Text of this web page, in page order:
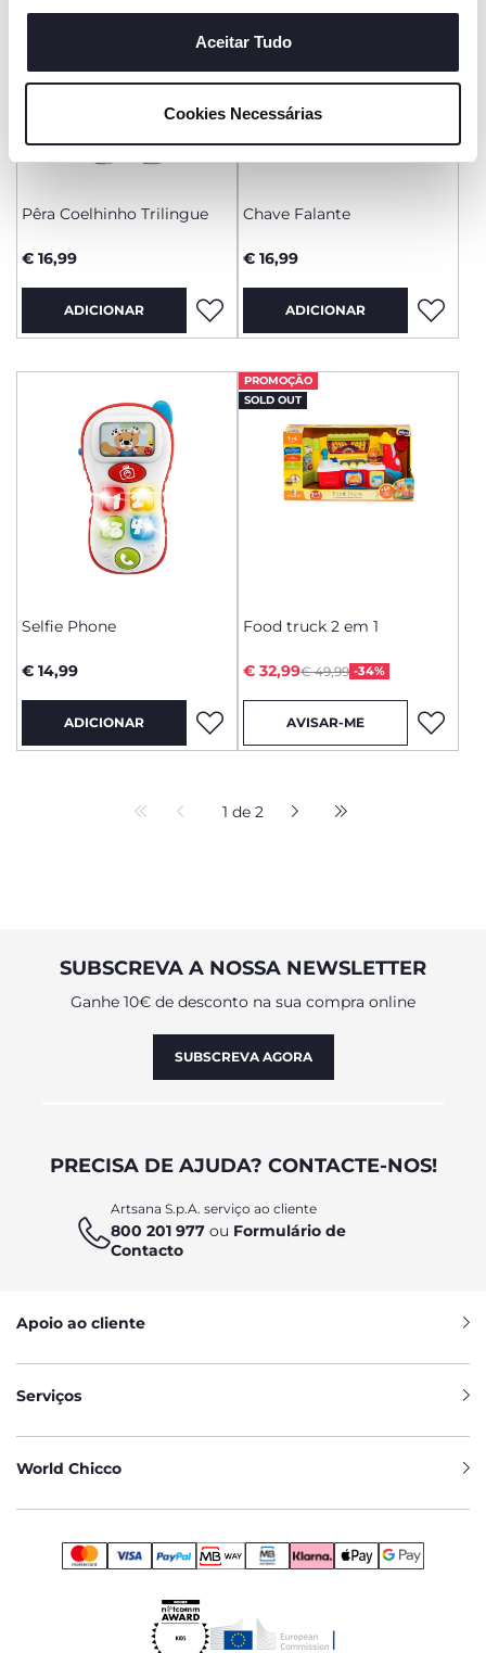
cookies. Se quiser saber mais, alterar ou revogar o
consentimento de todos ou de alguns cookies, clique em
"mostrar detalhes". Ao fechar este aviso, está a
são necessários e essenciais para garantir o
funcionamento desta página.
Aceitar Tudo
Cookies Necessárias
Pêra Coelhinho Trilingue
€ 16,99
ADICIONAR
Chave Falante
€ 16,99
ADICIONAR
Selfie Phone
€ 14,99
ADICIONAR
PROMOÇÃO
SOLD OUT
Food truck 2 em 1
Price reduced from
€ 49,99 -34%
to
€ 32,99
AVISAR-ME
1 de 2
SUBSCREVA A NOSSA NEWSLETTER
Ganhe 10€ de desconto na sua compra online
SUBSCREVA AGORA
PRECISA DE AJUDA? CONTACTE-NOS!
Artsana S.p.A. serviço ao cliente
800 201 977 ou Formulário de
Contacto
Apoio ao cliente
Serviços
World Chicco